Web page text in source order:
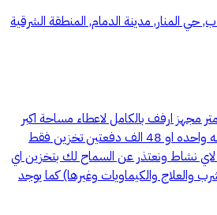
في حي المنار 100 متر مجهز ارفف بالكامل لاعطاء مساحة اكبر
للتخزين الايجار 45 الف دفعه واحده او 48 الف دفعتين تخزين فقط
نشاط ونعتذر عن السماح لك بتخزين اي
والعلاج والكيماويات وغيرها) كما يوجد